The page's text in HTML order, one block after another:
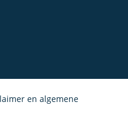
en algemene